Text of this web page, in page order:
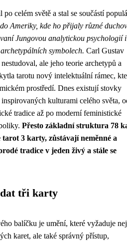
celém světě a stal se součástí
Ameriky, kde ho přijaly různé
Jungovou analytickou psychologií i
symbolech. Carl Gustav
ale jeho teorie archetypů a
tarotu nový intelektuální rámec,
prostředí. Dnes existují stovky
kulturami celého světa,
tradice až po moderní feministické
Přesto základní struktura 78
3 karty, zůstávají neměnné a
tradice v jeden živý a stále se
tři karty
balíčku je umění, které vyžaduje
karet, ale také správný přístup,